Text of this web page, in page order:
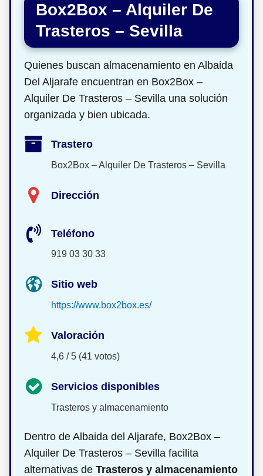
Box2Box – Alquiler De
Trasteros – Sevilla
Quienes buscan almacenamiento en Albaida
Del Aljarafe encuentran en Box2Box –
Alquiler De Trasteros – Sevilla una solución
organizada y bien ubicada.
Trastero
Box2Box – Alquiler De Trasteros – Sevilla
Dirección
Teléfono
919 03 30 33
Sitio web
https://www.box2box.es/
Valoración
4,6 / 5 (41 votos)
Servicios disponibles
Trasteros y almacenamiento
Dentro de Albaida del Aljarafe, Box2Box –
Alquiler De Trasteros – Sevilla facilita
alternativas de Trasteros y almacenamiento